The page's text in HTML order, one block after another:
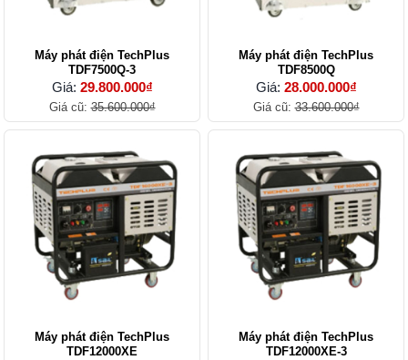
Máy phát điện TechPlus
TDF7500Q-3
Giá: 29.800.000₫
Giá cũ:35.600.000₫
Máy phát điện TechPlus
TDF8500Q
Giá: 28.000.000₫
Giá cũ:33.600.000₫
Máy phát điện TechPlus
TDF12000XE
Máy phát điện TechPlus
TDF12000XE-3